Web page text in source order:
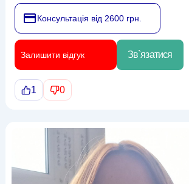
Консультація від 2600 грн.
Залишити відгук Зв`язатися
1 0